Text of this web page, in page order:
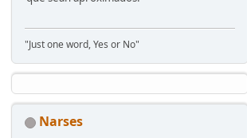
"Just one word, Yes or No"
Narses